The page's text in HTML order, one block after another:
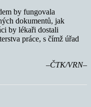
by fungovala
dokumentů, jak
by lékaři dostali
práce, s čímž úřad
–ČTK/VRN–